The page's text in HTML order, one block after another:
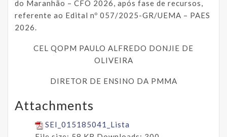
do Maranhão – CFO 2026, após fase de recursos,
referente ao Edital nº 057/2025-GR/UEMA – PAES
2026.
CEL QOPM PAULO ALFREDO DONJIE DE
OLIVEIRA
DIRETOR DE ENSINO DA PMMA
Attachments
SEI_015185041_Lista